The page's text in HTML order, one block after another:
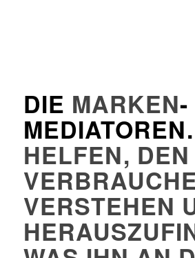
DIE MARKEN-
MEDIATOREN.
HELFEN, DEN
VERSTEHEN